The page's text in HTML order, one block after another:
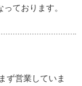
ております。
ず営業していま